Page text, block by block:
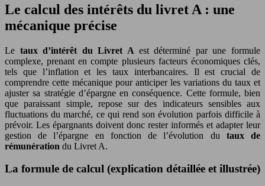
Le calcul des intérêts du livret A : une
mécanique précise
Le taux d’intérêt du Livret A est déterminé par une formule
complexe, prenant en compte plusieurs facteurs économiques clés,
tels que l’inflation et les taux interbancaires. Il est crucial de
comprendre cette mécanique pour anticiper les variations du taux et
ajuster sa stratégie d’épargne en conséquence. Cette formule, bien
que paraissant simple, repose sur des indicateurs sensibles aux
fluctuations du marché, ce qui rend son évolution parfois difficile à
prévoir. Les épargnants doivent donc rester informés et adapter leur
gestion de l’épargne en fonction de l’évolution du taux de
rémunération du Livret A.
La formule de calcul (explication détaillée et illustrée)